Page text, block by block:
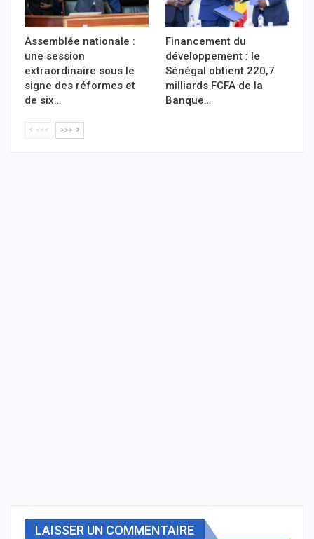
Assemblée nationale :
une session
extraordinaire sous le
signe des réformes et
de six…
Financement du
développement : le
Sénégal obtient 220,7
milliards FCFA de la
Banque…
<<< >>>
LAISSER UN COMMENTAIRE